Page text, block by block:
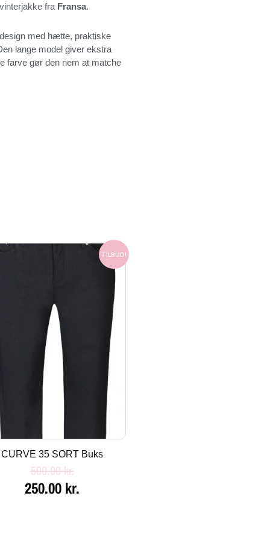
fra Fransa.
med hætte, praktiske
lange model giver ekstra
farve gør den nem at matche
TILBUD!
CURVE 35 SORT Buks
500.00kr.
Den
500.00 kr..
250.00 kr.
Den
aktuelle
250.00 kr..